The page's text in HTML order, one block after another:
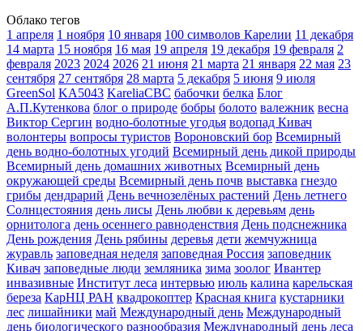
Облако тегов
1 апреля 1 ноября 10 января 100 символов Карелии 11 декабря
14 марта 15 ноября 16 мая 19 апреля 19 декабря 19 февраля 2
февраля 2023 2024 2026 21 июня 21 марта 21 января 22 мая 23
сентября 27 сентября 28 марта 5 декабря 5 июня 9 июля
GreenSol KA5043 KareliaCBC бабочки белка Блог
А.П.Кутенкова блог о природе бобры болото валежник весна
Виктор Сергин водно-болотные угодья водопад Кивач
волонтеры вопросы туристов Вороновский бор Всемирный
день водно-болотных угодий Всемирный день дикой природы
Всемирный день домашних животных Всемирный день
окружающей среды Всемирный день почв выставка гнездо
грибы дендрарий День вечнозелёных растений День летнего
Солнцестояния день лисы День любви к деревьям день
орнитолога день осеннего равноденствия День подснежника
День рождения День рябины деревья дети жемчужница
журавль заповедная неделя заповедная Россия заповедник
Кивач заповедные люди земляника зима зоолог Ивантер
инвазивные Институт леса интервью июль калина карельская
береза КарНЦ РАН квадрокоптер Красная книга кустарники
лес лишайники май Международный день Международный
день биологического разнообразия Международный день леса